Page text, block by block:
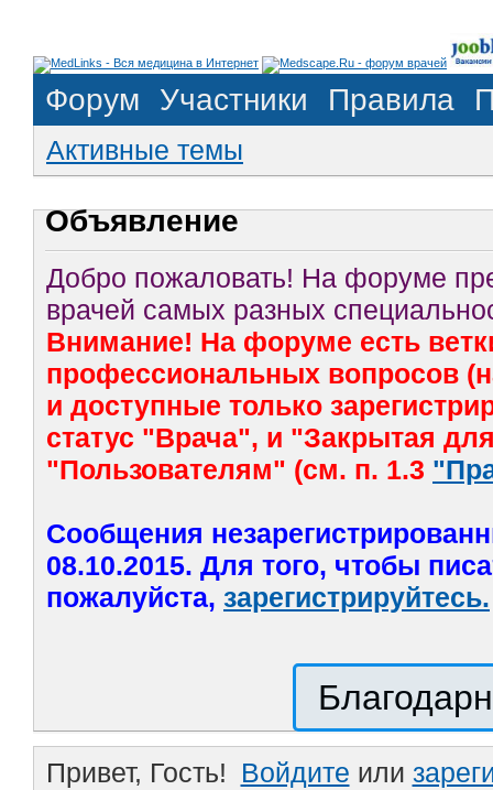
Форум Участники Правила
Активные темы
Объявление
Добро пожаловать! На форуме
врачей самых разных
Внимание! На форуме есть
профессиональных вопросов
и доступные только
статус "Врача", и "Закрытая
"Пользователям" (см. п. 1.3
Сообщения
08.10.2015. Для того, чтобы
пожалуйста, зарегистрируйтесь.
Привет, Гость! Войдите или